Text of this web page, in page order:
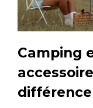
Camping
différence